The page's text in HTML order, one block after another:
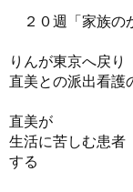
２０週「家族の
りんが東京へ戻り
直美との派出看護
直美が
生活に苦しむ患者
する